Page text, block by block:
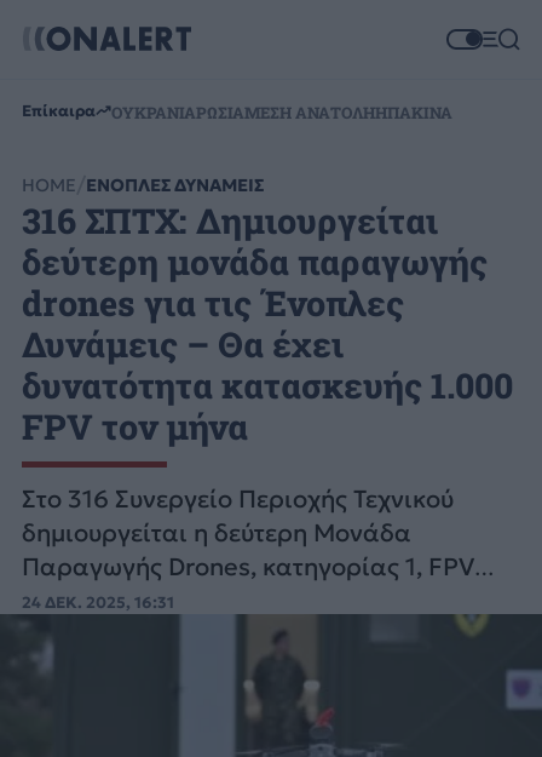
Επίκαιρα ΟΥΚΡΑΝΙΑΡΩΣΙΑΜΕΣΗ ΑΝΑΤΟΛΗΗΠΑΚΙΝΑ
HOME ΕΝΟΠΛΕΣ ΔΥΝΑΜΕΙΣ
316 ΣΠΤΧ: Δημιουργείται
δεύτερη μονάδα παραγωγής
drones για τις Ένοπλες
Δυνάμεις – Θα έχει
δυνατότητα κατασκευής 1.000
FPV τον μήνα
Στο 316 Συνεργείο Περιοχής Τεχνικού
δημιουργείται η δεύτερη Μονάδα
Παραγωγής Drones, κατηγορίας 1, FPV
(First-Person View), στη χώρα μας.
24 ΔΕΚ. 2025, 16:31